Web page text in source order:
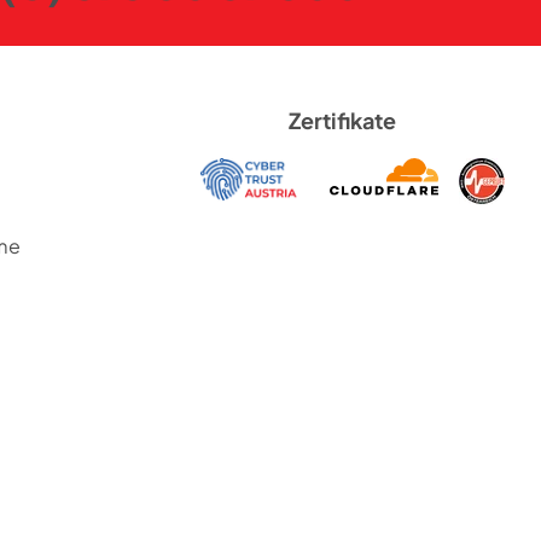
Zertifikate